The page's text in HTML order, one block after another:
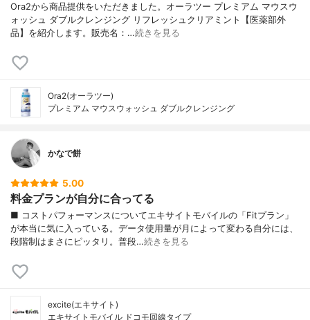
Ora2から商品提供をいただきました。オーラツー プレミアム マウスウ
ォッシュ ダブルクレンジング リフレッシュクリアミント【医薬部外
品】を紹介します。販売名：…続きを見る
Ora2(オーラツー)
プレミアム マウスウォッシュ ダブルクレンジング
かなで餅
5.00
料金プランが自分に合ってる
■ コストパフォーマンスについてエキサイトモバイルの「Fitプラン」
が本当に気に入っている。データ使用量が月によって変わる自分には、
段階制はまさにピッタリ。普段…続きを見る
excite(エキサイト)
エキサイトモバイル ドコモ回線タイプ